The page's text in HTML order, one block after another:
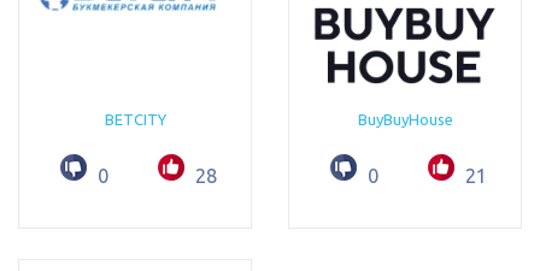
BETCITY
0 28
BuyBuyHouse
0 21